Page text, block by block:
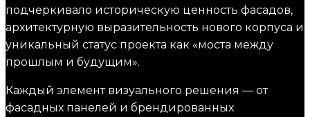
подчеркивало историческую ценность фасадов,
архитектурную выразительность нового корпуса и
уникальный статус проекта как «моста между
прошлым и будущим».
Каждый элемент визуального решения — от
фасадных панелей и брендированных